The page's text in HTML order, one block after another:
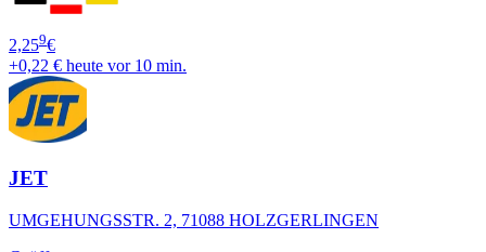
2,259€
+0,22 € heute vor 10 min.
JET
UMGEHUNGSSTR. 2, 71088 HOLZGERLINGEN